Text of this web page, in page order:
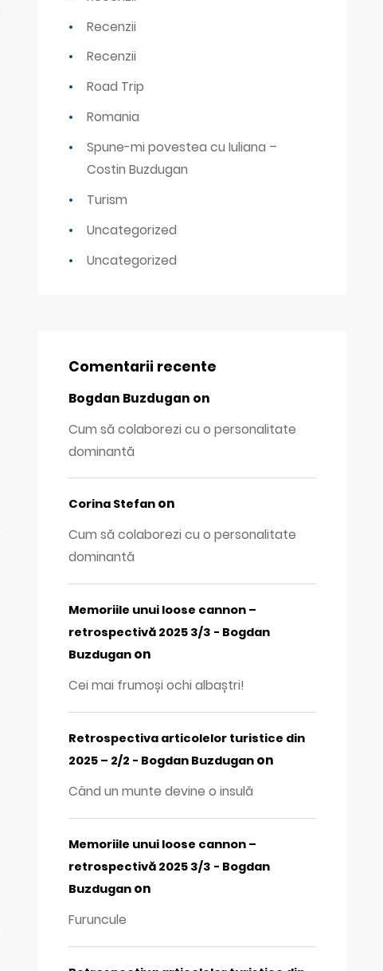
Recenzii
Recenzii
Road Trip
Romania
Spune-mi povestea cu Iuliana –
Costin Buzdugan
Turism
Uncategorized
Uncategorized
Comentarii recente
Bogdan Buzdugan on
Cum să colaborezi cu o personalitate
dominantă
Corina Stefan on
Cum să colaborezi cu o personalitate
dominantă
Memoriile unui loose cannon –
retrospectivă 2025 3/3 - Bogdan
Buzdugan on
Cei mai frumoși ochi albaștri!
Retrospectiva articolelor turistice din
2025 – 2/2 - Bogdan Buzdugan on
Când un munte devine o insulă
Memoriile unui loose cannon –
retrospectivă 2025 3/3 - Bogdan
Buzdugan on
Furuncule